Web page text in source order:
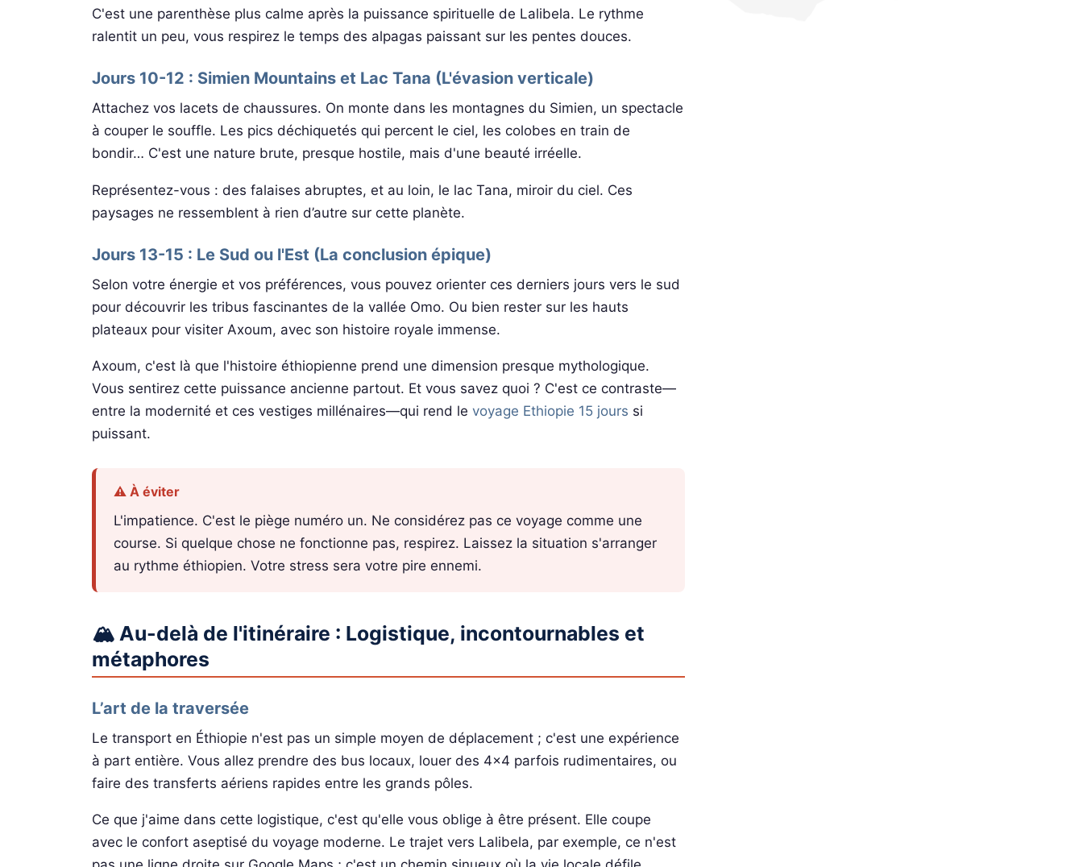
C'est une parenthèse plus calme après la puissance spirituelle de Lalibela. Le rythme
ralentit un peu, vous respirez le temps des alpagas paissant sur les pentes douces.
Jours 10-12 : Simien Mountains et Lac Tana (L'évasion verticale)
Attachez vos lacets de chaussures. On monte dans les montagnes du Simien, un spectacle
à couper le souffle. Les pics déchiquetés qui percent le ciel, les colobes en train de
bondir… C'est une nature brute, presque hostile, mais d'une beauté irréelle.
Représentez-vous : des falaises abruptes, et au loin, le lac Tana, miroir du ciel. Ces
paysages ne ressemblent à rien d’autre sur cette planète.
Jours 13-15 : Le Sud ou l'Est (La conclusion épique)
Selon votre énergie et vos préférences, vous pouvez orienter ces derniers jours vers le sud
pour découvrir les tribus fascinantes de la vallée Omo. Ou bien rester sur les hauts
plateaux pour visiter Axoum, avec son histoire royale immense.
Axoum, c'est là que l'histoire éthiopienne prend une dimension presque mythologique.
Vous sentirez cette puissance ancienne partout. Et vous savez quoi ? C'est ce contraste—
entre la modernité et ces vestiges millénaires—qui rend le voyage Ethiopie 15 jours si
puissant.
⚠️ À éviter
L'impatience. C'est le piège numéro un. Ne considérez pas ce voyage comme une
course. Si quelque chose ne fonctionne pas, respirez. Laissez la situation s'arranger
au rythme éthiopien. Votre stress sera votre pire ennemi.
🏔️ Au-delà de l'itinéraire : Logistique, incontournables et
métaphores
L’art de la traversée
Le transport en Éthiopie n'est pas un simple moyen de déplacement ; c'est une expérience
à part entière. Vous allez prendre des bus locaux, louer des 4x4 parfois rudimentaires, ou
faire des transferts aériens rapides entre les grands pôles.
Ce que j'aime dans cette logistique, c'est qu'elle vous oblige à être présent. Elle coupe
avec le confort aseptisé du voyage moderne. Le trajet vers Lalibela, par exemple, ce n'est